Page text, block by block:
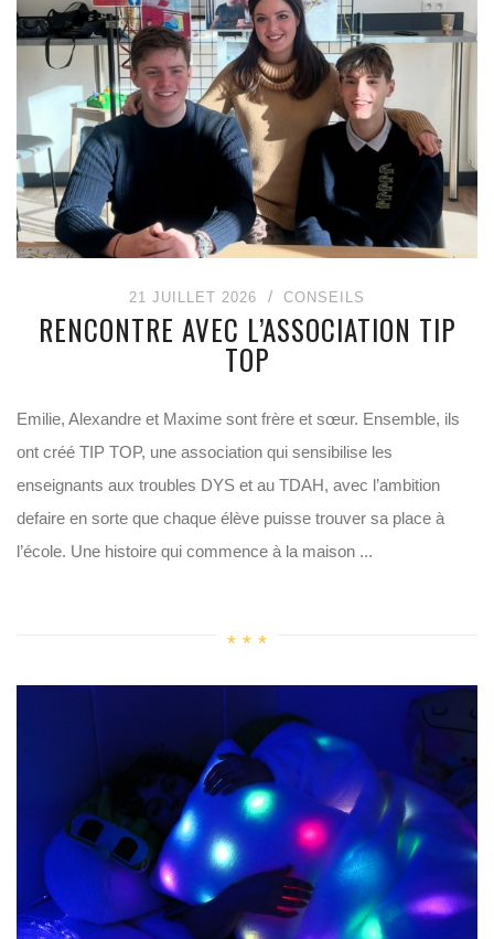
21 JUILLET 2026 CONSEILS
RENCONTRE AVEC L’ASSOCIATION TIP
TOP
Emilie, Alexandre et Maxime sont frère et sœur. Ensemble, ils
ont créé TIP TOP, une association qui sensibilise les
enseignants aux troubles DYS et au TDAH, avec l’ambition
defaire en sorte que chaque élève puisse trouver sa place à
l’école. Une histoire qui commence à la maison ...